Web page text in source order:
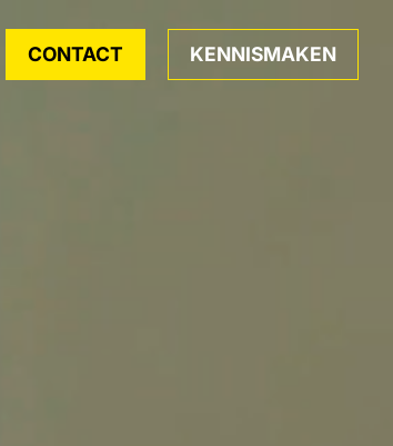
CONTACT KENNISMAKEN